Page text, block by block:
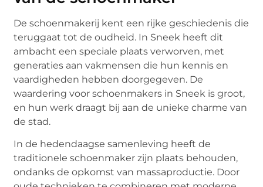
De schoenmakerij kent een rijke geschiedenis die
teruggaat tot de oudheid. In Sneek heeft dit
ambacht een speciale plaats verworven, met
generaties aan vakmensen die hun kennis en
vaardigheden hebben doorgegeven. De
waardering voor schoenmakers in Sneek is groot,
en hun werk draagt bij aan de unieke charme van
de stad.
In de hedendaagse samenleving heeft de
traditionele schoenmaker zijn plaats behouden,
ondanks de opkomst van massaproductie. Door